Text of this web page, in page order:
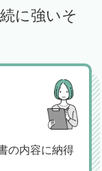
に強いそ
の内容に納得